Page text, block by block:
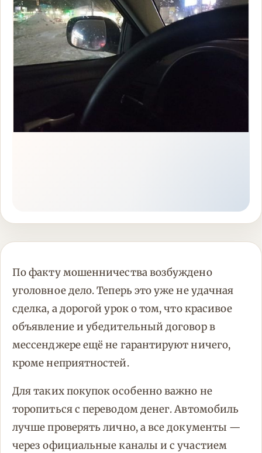
По факту мошенничества возбуждено
уголовное дело. Теперь это уже не удачная
сделка, а дорогой урок о том, что красивое
объявление и убедительный договор в
мессенджере ещё не гарантируют ничего,
кроме неприятностей.
Для таких покупок особенно важно не
торопиться с переводом денег. Автомобиль
лучше проверять лично, а все документы —
через официальные каналы и с участием